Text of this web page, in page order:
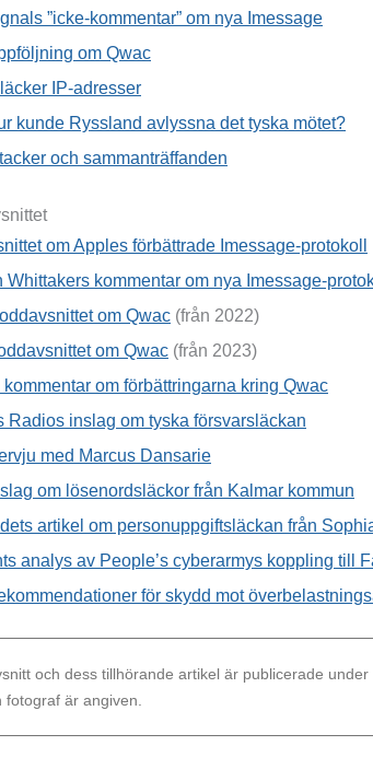
”icke-kommentar” om nya Imessage
om Qwac
IP-adresser
kunde Ryssland avlyssna det tyska mötet?
och sammanträffanden
om Apples förbättrade Imessage-protokoll
Whittakers kommentar om nya Imessage-
om Qwac (från 2022)
om Qwac (från 2023)
kommentar om förbättringarna kring Qwac
Radios inslag om tyska försvarsläckan
med Marcus Dansarie
om lösenordsläckor från Kalmar kommun
artikel om personuppgifts­läckan från
analys av People’s cyberarmys koppling till
för skydd mot
och dess tillhörande artikel är publicerade under
är angiven.